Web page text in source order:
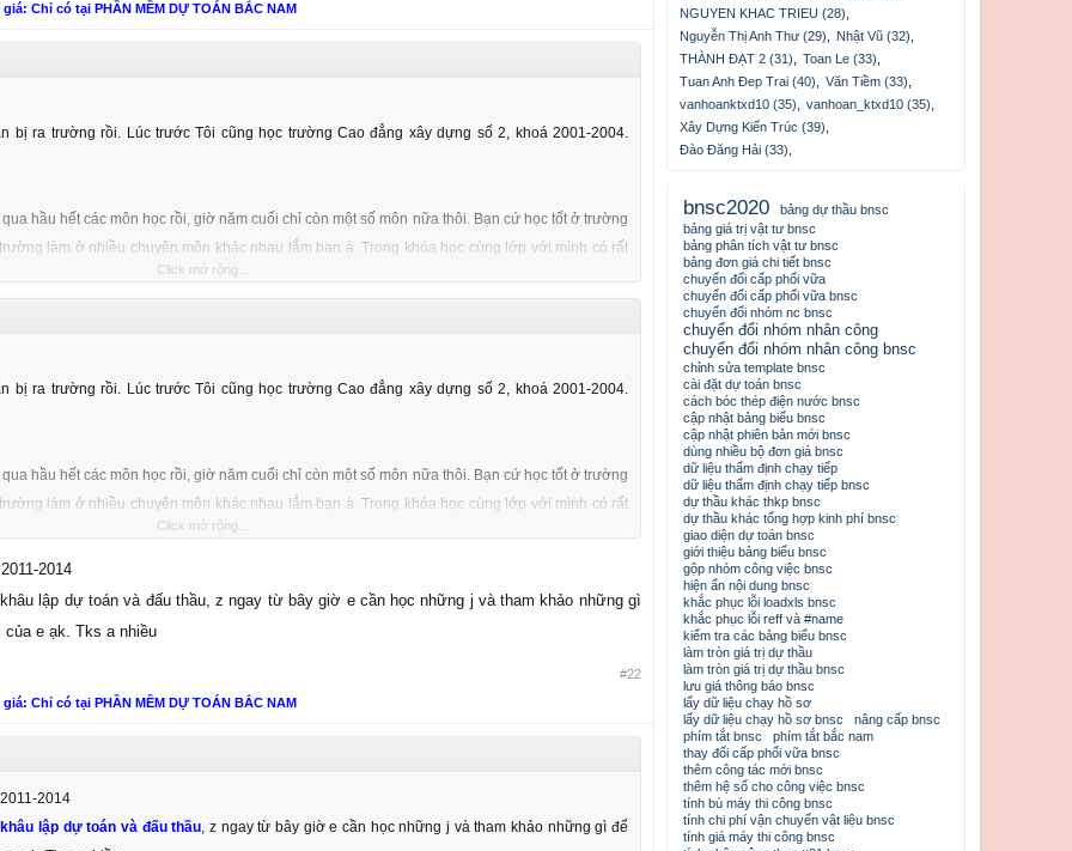
Chỉ có tại PHẦN MỀM DỰ TOÁN BẮC NAM
bị ra trường rồi. Lúc trước Tôi cũng học trường Cao đẳng xây dựng số 2, khoá 2001-2004.
hầu hết các môn học rồi, giờ năm cuối chỉ còn một số môn nữa thôi. Bạn cứ học tốt ở trường
làm ở nhiều chuyên môn khác nhau lắm bạn à. Trong khóa học cùng lớp với mình có rất
lập và phân tích thẩm định dự án nữa, nhưng Tôi nhận thấy học ngành này biết nhiều và có
nghề có liên quan khác. Cái quan trọng là bạn có thực sự học tốt và tinh thần học tập không!
vực mà làm, không sao cả. Tuy vậy, nó ảnh hưởng rất lớn đến tương lại của bạn, trong quá
Click mở rộng...
bị ra trường rồi. Lúc trước Tôi cũng học trường Cao đẳng xây dựng số 2, khoá 2001-2004.
hầu hết các môn học rồi, giờ năm cuối chỉ còn một số môn nữa thôi. Bạn cứ học tốt ở trường
làm ở nhiều chuyên môn khác nhau lắm bạn à. Trong khóa học cùng lớp với mình có rất
lập và phân tích thẩm định dự án nữa, nhưng Tôi nhận thấy học ngành này biết nhiều và có
nghề có liên quan khác. Cái quan trọng là bạn có thực sự học tốt và tinh thần học tập không!
vực mà làm, không sao cả. Tuy vậy, nó ảnh hưởng rất lớn đến tương lại của bạn, trong quá
Click mở rộng...
2014
lập dự toán và đấu thầu, z ngay từ bây giờ e cần học những j và tham khảo những gì
e ạk. Tks a nhiều
#22
Chỉ có tại PHẦN MỀM DỰ TOÁN BẮC NAM
2014
khâu lập dự toán và đấu thầu, z ngay từ bây giờ e cần học những j và tham khảo những gì để
NGUYEN KHAC TRIEU (28)
Nguyễn Thị Anh Thư (29)
Nhật Vũ (32)
THÀNH ĐẠT 2 (31)
Toan Le (33)
Tuan Anh Đep Trai (40)
Văn Tiềm (33)
vanhoanktxd10 (35)
vanhoan_ktxd10 (35)
Xây Dựng Kiến Trúc (39)
Đào Đăng Hải (33)
bnsc2020
bảng dự thầu bnsc
bảng giá trị vật tư bnsc
bảng phân tích vật tư bnsc
bảng đơn giá chi tiết bnsc
chuyển đổi cấp phối vữa
chuyển đổi cấp phối vữa bnsc
chuyển đổi nhóm nc bnsc
chuyển đổi nhóm nhân công
chuyển đổi nhóm nhân công bnsc
chỉnh sửa template bnsc
cài đặt dự toán bnsc
cách bóc thép điện nước bnsc
cập nhật bảng biểu bnsc
cập nhật phiên bản mới bnsc
dùng nhiều bộ đơn giá bnsc
dữ liệu thẩm định chạy tiếp
dữ liệu thẩm định chạy tiếp bnsc
dự thầu khác thkp bnsc
dự thầu khác tổng hợp kinh phí bnsc
giao diện dự toán bnsc
giới thiệu bảng biểu bnsc
gộp nhóm công việc bnsc
hiện ẩn nội dung bnsc
khắc phục lỗi loadxls bnsc
khắc phục lỗi reff và #name
kiểm tra các bảng biểu bnsc
làm tròn giá trị dự thầu
làm tròn giá trị dự thầu bnsc
lưu giá thông báo bnsc
lấy dữ liệu chạy hồ sơ
lấy dữ liệu chạy hồ sơ bnsc
nâng cấp bnsc
phím tắt bnsc
phím tắt bắc nam
thay đổi cấp phối vữa bnsc
thêm công tác mới bnsc
thêm hệ số cho công việc bnsc
tính bù máy thi công bnsc
tính chi phí vận chuyển vật liệu bnsc
tính giá máy thi công bnsc